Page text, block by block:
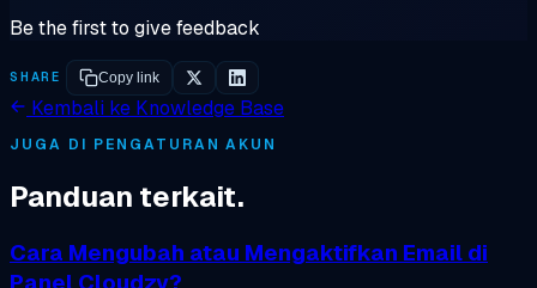
Be the first to give feedback
SHARE Copy link
Kembali ke Knowledge Base
JUGA DI PENGATURAN AKUN
Panduan terkait.
Cara Mengubah atau Mengaktifkan Email di